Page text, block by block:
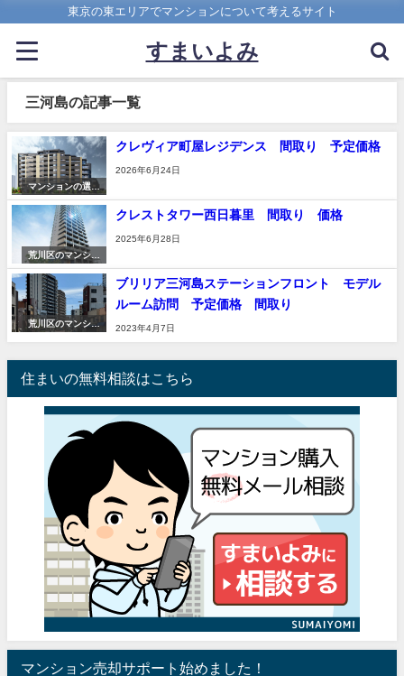
東京の東エリアでマンションについて考えるサイト
すまいよみ
三河島の記事一覧
マンションの選び
方
クレヴィア町屋レジデンス 間取り 予定価格
2026年6月24日
荒川区のマンショ
ン
クレストタワー西日暮里 間取り 価格
2025年6月28日
荒川区のマンショ
ブリリア三河島ステーションフロント モデル
ルーム訪問 予定価格 間取り
2023年4月7日
住まいの無料相談はこちら
マンション売却サポート始めました！